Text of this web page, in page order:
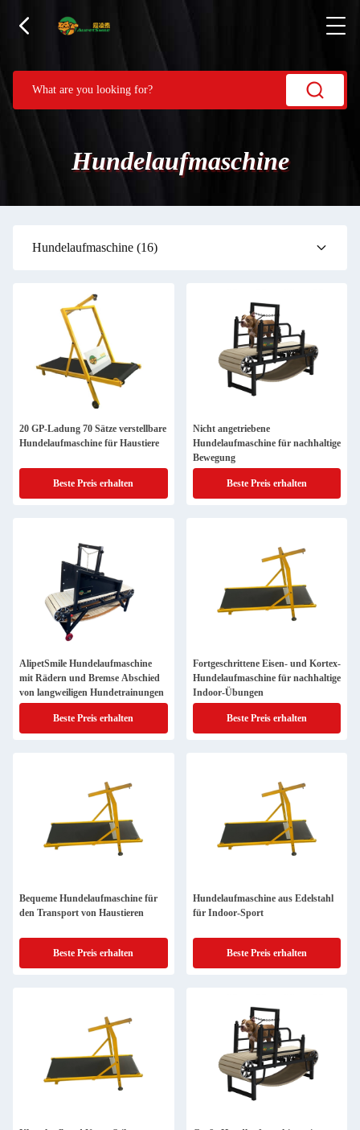
Hundelaufmaschine
Hundelaufmaschine (16)
20 GP-Ladung 70 Sätze verstellbare
Hundelaufmaschine für Haustiere
Beste Preis erhalten
Nicht angetriebene
Hundelaufmaschine für nachhaltige
Bewegung
Beste Preis erhalten
AlipetSmile Hundelaufmaschine
mit Rädern und Bremse Abschied
von langweiligen Hundetrainungen
Beste Preis erhalten
Fortgeschrittene Eisen- und Kortex-
Hundelaufmaschine für nachhaltige
Indoor-Übungen
Beste Preis erhalten
Bequeme Hundelaufmaschine für
den Transport von Haustieren
Beste Preis erhalten
Hundelaufmaschine aus Edelstahl
für Indoor-Sport
Beste Preis erhalten